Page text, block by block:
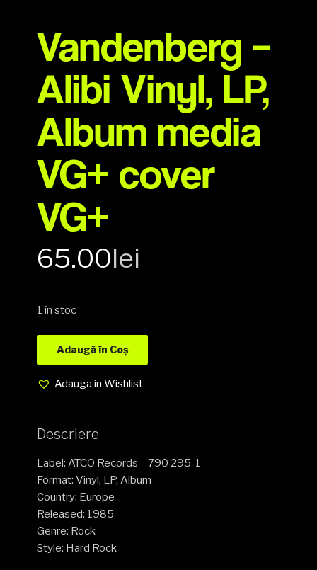
Vandenberg –
Alibi Vinyl, LP,
Album media
VG+ cover
VG+
65.00lei
1 în stoc
Adaugă în Coș
Adauga in Wishlist
Descriere
Label: ATCO Records – 790 295-1
Format: Vinyl, LP, Album
Country: Europe
Released: 1985
Genre: Rock
Style: Hard Rock